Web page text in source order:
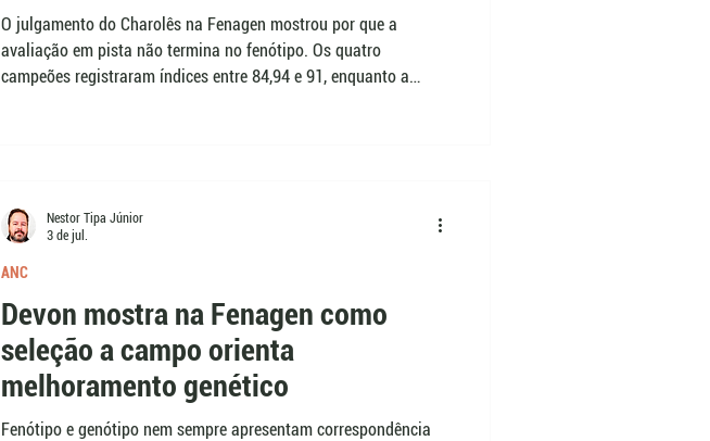
O julgamento do Charolês na Fenagen mostrou por que a
avaliação em pista não termina no fenótipo. Os quatro
campeões registraram índices entre 84,94 e 91, enquanto a
Devon mostra na Fenagen como
seleção a campo orienta
melhoramento genético
Fenótipo e genótipo nem sempre apresentam correspondência
ANC
Nestor Tipa Júnior
3 de jul.